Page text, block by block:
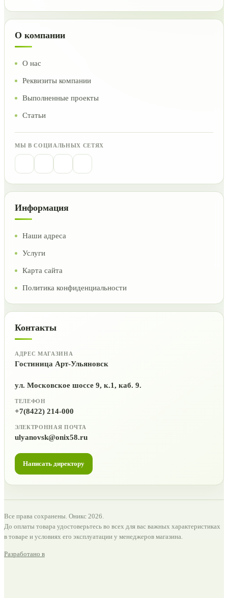
О компании
О нас
Реквизиты компании
Выполненные проекты
Статьи
МЫ В СОЦИАЛЬНЫХ СЕТЯХ
Информация
Наши адреса
Услуги
Карта сайта
Политика конфиденциальности
Контакты
АДРЕС МАГАЗИНА
Гостиница Арт-Ульяновск
ул. Московское шоссе 9, к.1, каб. 9.
ТЕЛЕФОН
+7(8422) 214-000
ЭЛЕКТРОННАЯ ПОЧТА
ulyanovsk@onix58.ru
Написать директору
Все права сохранены. Оникс 2026.
До оплаты товара удостоверьтесь во всех для вас важных характеристиках
в товаре и условиях его эксплуатации у менеджеров магазина.
Разработано в